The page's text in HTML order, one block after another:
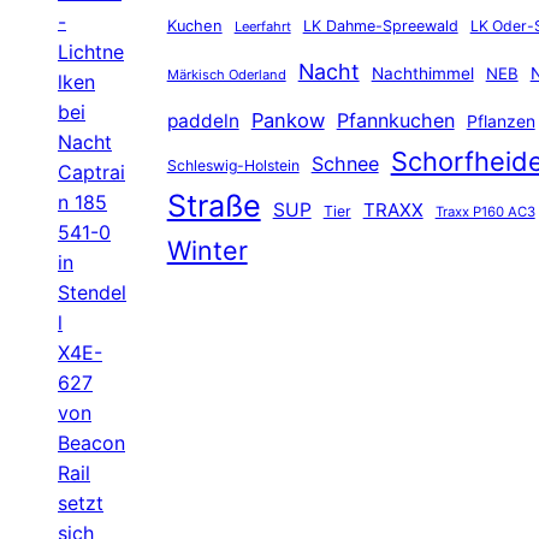
-
Lichtne
lken
bei
Nacht
Captrai
n 185
541-0
in
Stendel
l
X4E-
627
von
Beacon
Rail
setzt
sich
Kuchen Leerfahrt LK Dahme-Spreewald LK Oder-
Märkisch Oderland Nacht Nachthimmel NEB
paddeln Pankow Pfannkuchen Pflanzen
Schleswig-Holstein Schnee
Straße SUP Tier TRAXX Traxx P160 AC3
Winter